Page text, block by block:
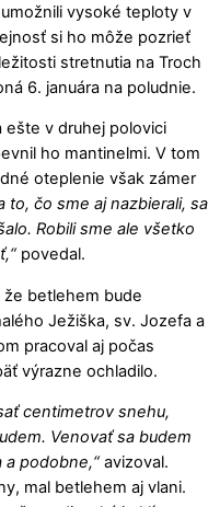
vysoké teploty v
si ho môže pozrieť
stretnutia na Troch
6. januára na poludnie.
ešte v druhej polovici
ho mantinelmi. V tom
oteplenie však zámer
to, čo sme aj nazbierali, sa
Robili sme ale všetko
povedal.
betlehem bude
Ježiška, sv. Jozefa a
pracoval aj počas
výrazne ochladilo.
centimetrov snehu,
Venovať sa budem
a podobne,“avizoval.
mal betlehem aj vlani.